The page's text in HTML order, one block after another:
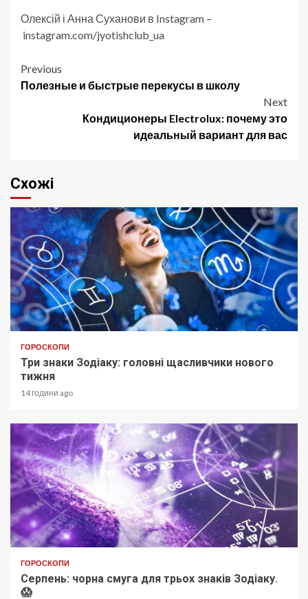
Олексій і Анна Суханови в Instagram –
instagram.com/jyotishclub_ua
Post
navigation
Previous
Полезные и быстрые перекусы в школу
Next
Кондиционеры Electrolux: почему это
идеальный вариант для вас
Схожі
ГОРОСКОПИ
Три знаки Зодіаку: головні щасливчики нового
тижня
14 години ago
ГОРОСКОПИ
Серпень: чорна смуга для трьох знаків Зодіаку.
😱